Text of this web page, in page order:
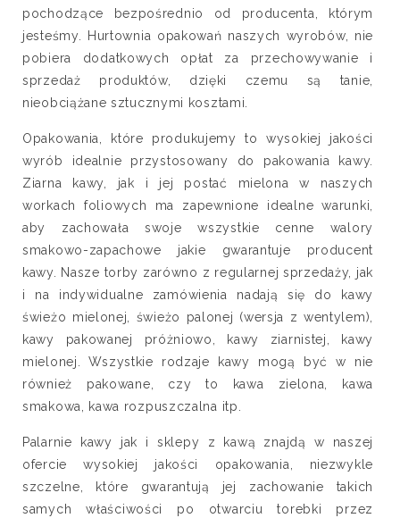
pochodzące bezpośrednio od producenta, którym
jesteśmy. Hurtownia opakowań naszych wyrobów, nie
pobiera dodatkowych opłat za przechowywanie i
sprzedaż produktów, dzięki czemu są tanie,
nieobciążane sztucznymi kosztami.
Opakowania, które produkujemy to wysokiej jakości
wyrób idealnie przystosowany do pakowania kawy.
Ziarna kawy, jak i jej postać mielona w naszych
workach foliowych ma zapewnione idealne warunki,
aby zachowała swoje wszystkie cenne walory
smakowo-zapachowe jakie gwarantuje producent
kawy. Nasze torby zarówno z regularnej sprzedaży, jak
i na indywidualne zamówienia nadają się do kawy
świeżo mielonej, świeżo palonej (wersja z wentylem),
kawy pakowanej próżniowo, kawy ziarnistej, kawy
mielonej. Wszystkie rodzaje kawy mogą być w nie
również pakowane, czy to kawa zielona, kawa
smakowa, kawa rozpuszczalna itp.
Palarnie kawy jak i sklepy z kawą znajdą w naszej
ofercie wysokiej jakości opakowania, niezwykle
szczelne, które gwarantują jej zachowanie takich
samych właściwości po otwarciu torebki przez